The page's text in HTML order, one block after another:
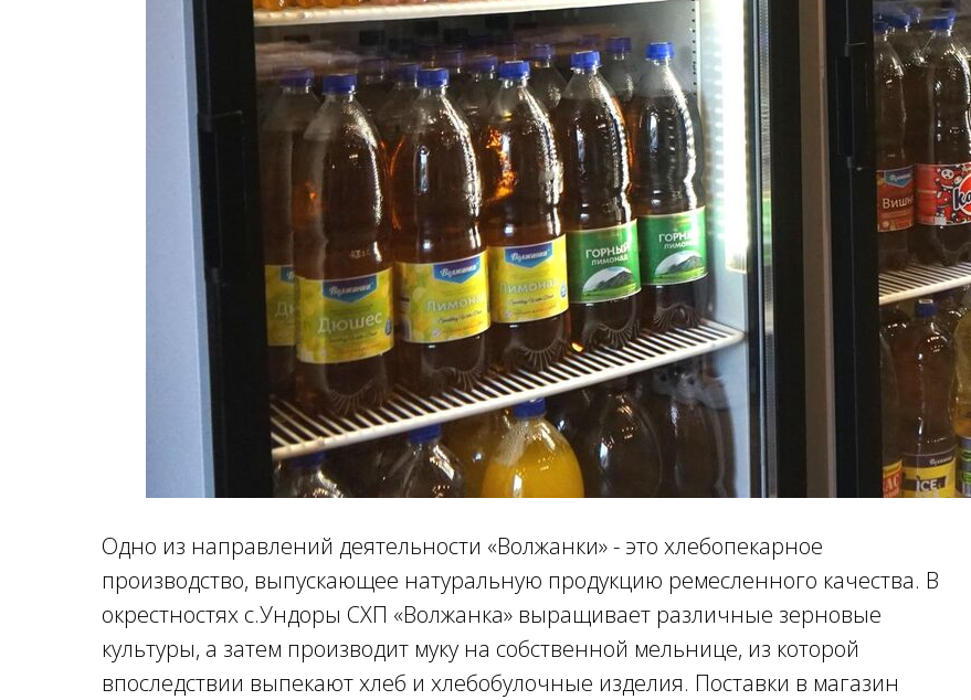
Одно из направлений деятельности «Волжанки» - это хлебопекарное
производство, выпускающее натуральную продукцию ремесленного качества. В
окрестностях с.Ундоры СХП «Волжанка» выращивает различные зерновые
культуры, а затем производит муку на собственной мельнице, из которой
впоследствии выпекают хлеб и хлебобулочные изделия. Поставки в магазин